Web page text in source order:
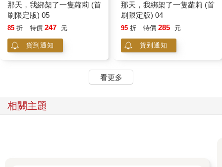
那天，我綁架了一隻蘿莉 (首
刷限定版) 05
85 折 特價 247 元
貨到通知
那天，我綁架了一隻蘿莉 (首
刷限定版) 04
95 折 特價 285 元
貨到通知
看更多
相關主題